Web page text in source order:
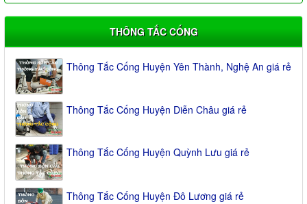
THÔNG TẮC CỐNG
Thông Tắc Cống Huyện Yên Thành, Nghệ An giá rẻ
Thông Tắc Cống Huyện Diễn Châu giá rẻ
Thông Tắc Cống Huyện Quỳnh Lưu giá rẻ
Thông Tắc Cống Huyện Đô Lương giá rẻ